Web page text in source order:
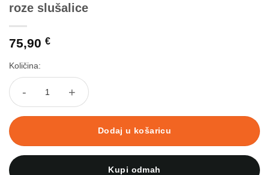
roze slušalice
75,90 €
Količina:
JBL JR460NC Bluetooth dječje naglavne roze slušalice količina
Dodaj u košaricu
Kupi odmah